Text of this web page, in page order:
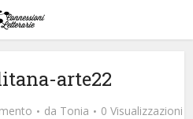
arte22
da Tonia 0 Visualizzazioni